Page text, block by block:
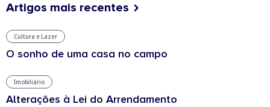
Artigos mais recentes
Cultura e Lazer
O sonho de uma casa no campo
Imobiliário
Alterações à Lei do Arrendamento